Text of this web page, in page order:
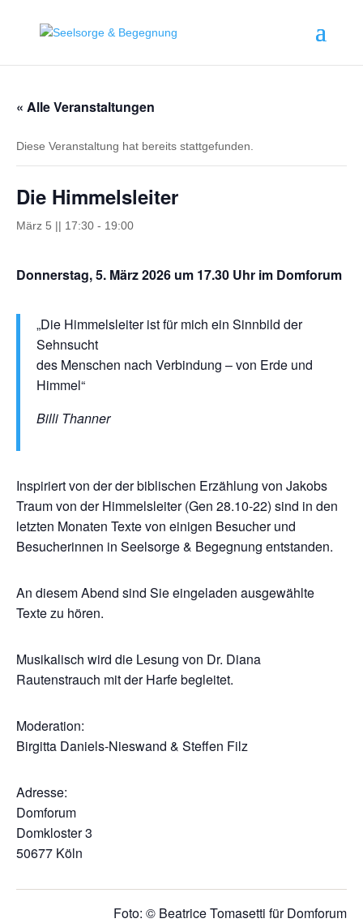
« Alle Veranstaltungen
Diese Veranstaltung hat bereits stattgefunden.
Die Himmelsleiter
März 5 || 17:30 - 19:00
Donnerstag, 5. März 2026 um 17.30 Uhr im Domforum
„Die Himmelsleiter ist für mich ein Sinnbild der
Sehnsucht
des Menschen nach Verbindung – von Erde und
Himmel“
Billi Thanner
Inspiriert von der der biblischen Erzählung von Jakobs
Traum von der Himmelsleiter(Gen 28.10-22) sind in den
letzten Monaten Texte von einigen Besucher und
Besucherinnen in Seelsorge & Begegnung entstanden.
An diesem Abend sind Sie eingeladen ausgewählte
Texte zu hören.
Musikalisch wird die Lesung von Dr. Diana
Rautenstrauch mit der Harfe begleitet.
Moderation:
Birgitta Daniels-Nieswand & Steffen Filz
Adresse:
Domforum
Domkloster 3
50677 Köln
Foto: © Beatrice Tomasetti für Domforum